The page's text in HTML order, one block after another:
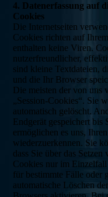
4. Datenerfassung auf
Cookies
Die Internetseiten
Cookies richten auf
enthalten keine Viren.
nutzerfreundlicher,
sind kleine Textdateien,
und die Ihr Browser
Die meisten der von uns
„Session-Cookies“. Sie
automatisch gelöscht.
Endgerät gespeichert bis
ermöglichen es uns,
wiederzuerkennen. Sie
dass Sie über das
Cookies nur im
für bestimmte Fälle oder
automatische Löschen